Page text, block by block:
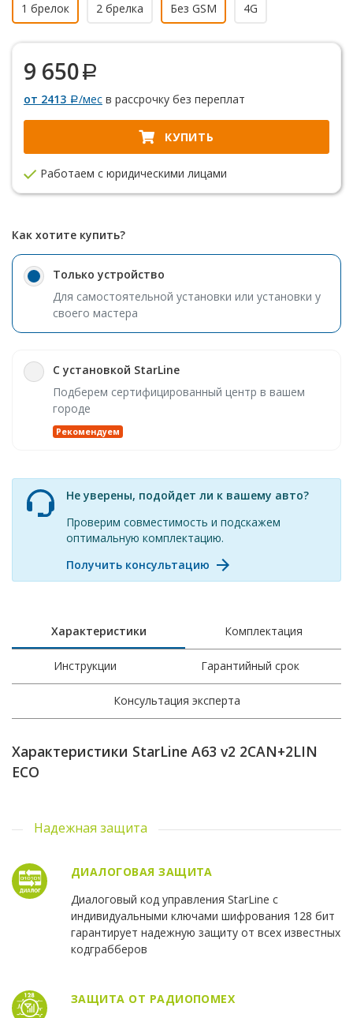
1 брелок 2 брелка Без GSM 4G
9 650
от 2413 /мес в рассрочку без переплат
КУПИТЬ
Работаем с юридическими лицами
Как хотите купить?
Только устройство
Для самостоятельной установки или установки у
своего мастера
С установкой StarLine
Подберем сертифицированный центр в вашем
городе
Рекомендуем
Не уверены, подойдет ли к вашему авто?
Проверим совместимость и подскажем
оптимальную комплектацию.
Получить консультацию
Характеристики Комплектация
Инструкции Гарантийный срок
Консультация эксперта
Характеристики StarLine A63 v2 2CAN+2LIN
ECO
Надежная защита
ДИАЛОГОВАЯ ЗАЩИТА
Диалоговый код управления StarLine c
индивидуальными ключами шифрования 128 бит
гарантирует надежную защиту от всех известных
кодграбберов
ЗАЩИТА ОТ РАДИОПОМЕХ